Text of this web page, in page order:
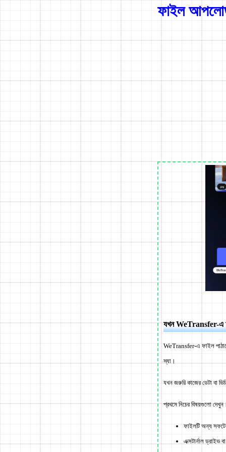
ফাইল
যখন WeTransfer-এ
WeTransfer-এ ফাইল
স্যা।
যখন জরুরি কাজের ডেটা বা
প্রথমে নিচের বিষয়গুলো
ফাইলটি অন্য
এক্সটার্নাল ড্রাইভ